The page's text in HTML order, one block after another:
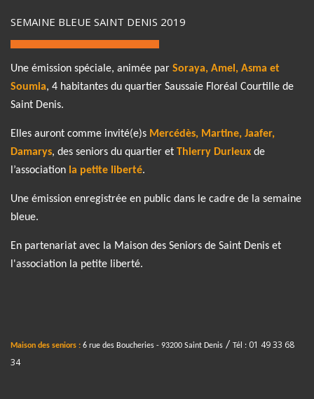
SEMAINE BLEUE SAINT DENIS 2019
Une émission spéciale, animée par Soraya, Amel, Asma et
Soumia, 4 habitantes du quartier Saussaie Floréal Courtille de
Saint Denis.
Elles auront comme invité(e)s Mercédès, Martine, Jaafer,
Damarys, des seniors du quartier et Thierry Durieux de
l’association la petite liberté.
Une émission enregistrée en public dans le cadre de la semaine
bleue.
En partenariat avec la Maison des Seniors de Saint Denis et
l'association la petite liberté.
Maison des seniors : 6 rue des Boucheries - 93200 Saint Denis / Tél : 01 49 33 68
34